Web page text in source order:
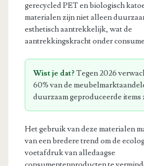
gerecycled PET en biologisch
materialen zijn niet alleen
esthetisch aantrekkelijk, wat de
aantrekkingskracht onder
Wist je dat? Tegen 2026
60% van de
duurzaam geproduceerde items
Het gebruik van deze materialen
van een bredere trend om de
voetafdruk van alledaagse